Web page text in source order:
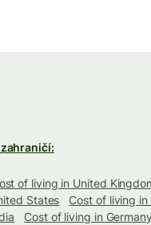
of living in United
States
Cost of living in
Cost of living in Germany